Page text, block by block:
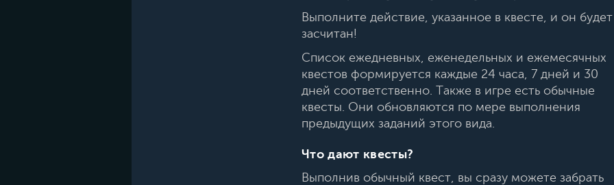
Выполните действие, указанное в квесте, и он будет
засчитан!
Список ежедневных, еженедельных и ежемесячных
квестов формируется каждые 24 часа, 7 дней и 30
дней соответственно. Также в игре есть обычные
квесты. Они обновляются по мере выполнения
предыдущих заданий этого вида.
Что дают квесты?
Выполнив обычный квест, вы сразу можете забрать